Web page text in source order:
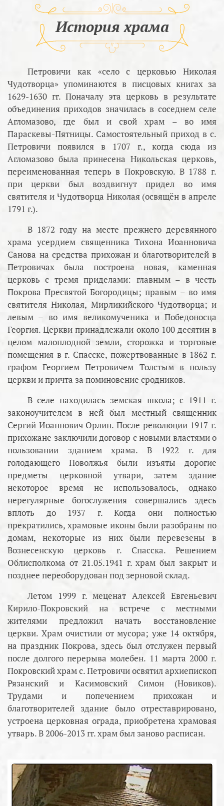
История храма
Петровичи как «село с церковью Николая
Чудотворца» упоминаются в писцовых книгах за
1629-1630 гг. Поначалу эта церковь в результате
объединения приходов значилась в соседнем селе
Агломазово, где был и свой храм – во имя
Параскевы-Пятницы. Самостоятельный приход в с.
Петровичи появился в 1707 г., когда сюда из
Агломазово была принесена Никольская церковь,
переименованная теперь в Покровскую. В 1788 г.
при церкви был воздвигнут придел во имя
святителя и Чудотворца Николая (освящён в апреле
1791 г.).
В 1872 году на месте прежнего деревянного
храма усердием священника Тихона Иоанновича
Санова на средства прихожан и благотворителей в
Петровичах была построена новая, каменная
церковь с тремя приделами: главным – в честь
Покрова Пресвятой Богородицы; правым – во имя
святителя Николая, Мирликийского Чудотворца; и
левым – во имя великомученика и Победоносца
Георгия. Церкви принадлежали около 100 десятин в
целом малоплодной земли, сторожка и торговые
помещения в г. Спасске, пожертвованные в 1862 г.
графом Георгием Петровичем Толстым в пользу
церкви и причта за поминовение сродников.
В селе находилась земская школа; с 1911 г.
законоучителем в ней был местный священник
Сергий Иоаннович Орлин. После революции 1917 г.
прихожане заключили договор с новыми властями о
пользовании зданием храма. В 1922 г. для
голодающего Поволжья были изъяты дорогие
предметы церковной утвари, затем здание
некоторое время не использовалось, однако
нерегулярные богослужения совершались здесь
вплоть до 1937 г. Когда они полностью
прекратились, храмовые иконы были разобраны по
домам, некоторые из них были перевезены в
Вознесенскую церковь г. Спасска. Решением
Облисполкома от 21.05.1941 г. храм был закрыт и
позднее переоборудован под зерновой склад.
Летом 1999 г. меценат Алексей Евгеньевич
Кирило-Покровский на встрече с местными
жителями предложил начать восстановление
церкви. Храм очистили от мусора; уже 14 октября,
на праздник Покрова, здесь был отслужен первый
после долгого перерыва молебен. 11 марта 2000 г.
Покровский храм с. Петровичи освятил архиепископ
Рязанский и Касимовский Симон (Новиков).
Трудами и попечением прихожан и
благотворителей здание было отреставрировано,
устроена церковная ограда, приобретена храмовая
утварь. В 2006-2013 гг. храм был заново расписан.